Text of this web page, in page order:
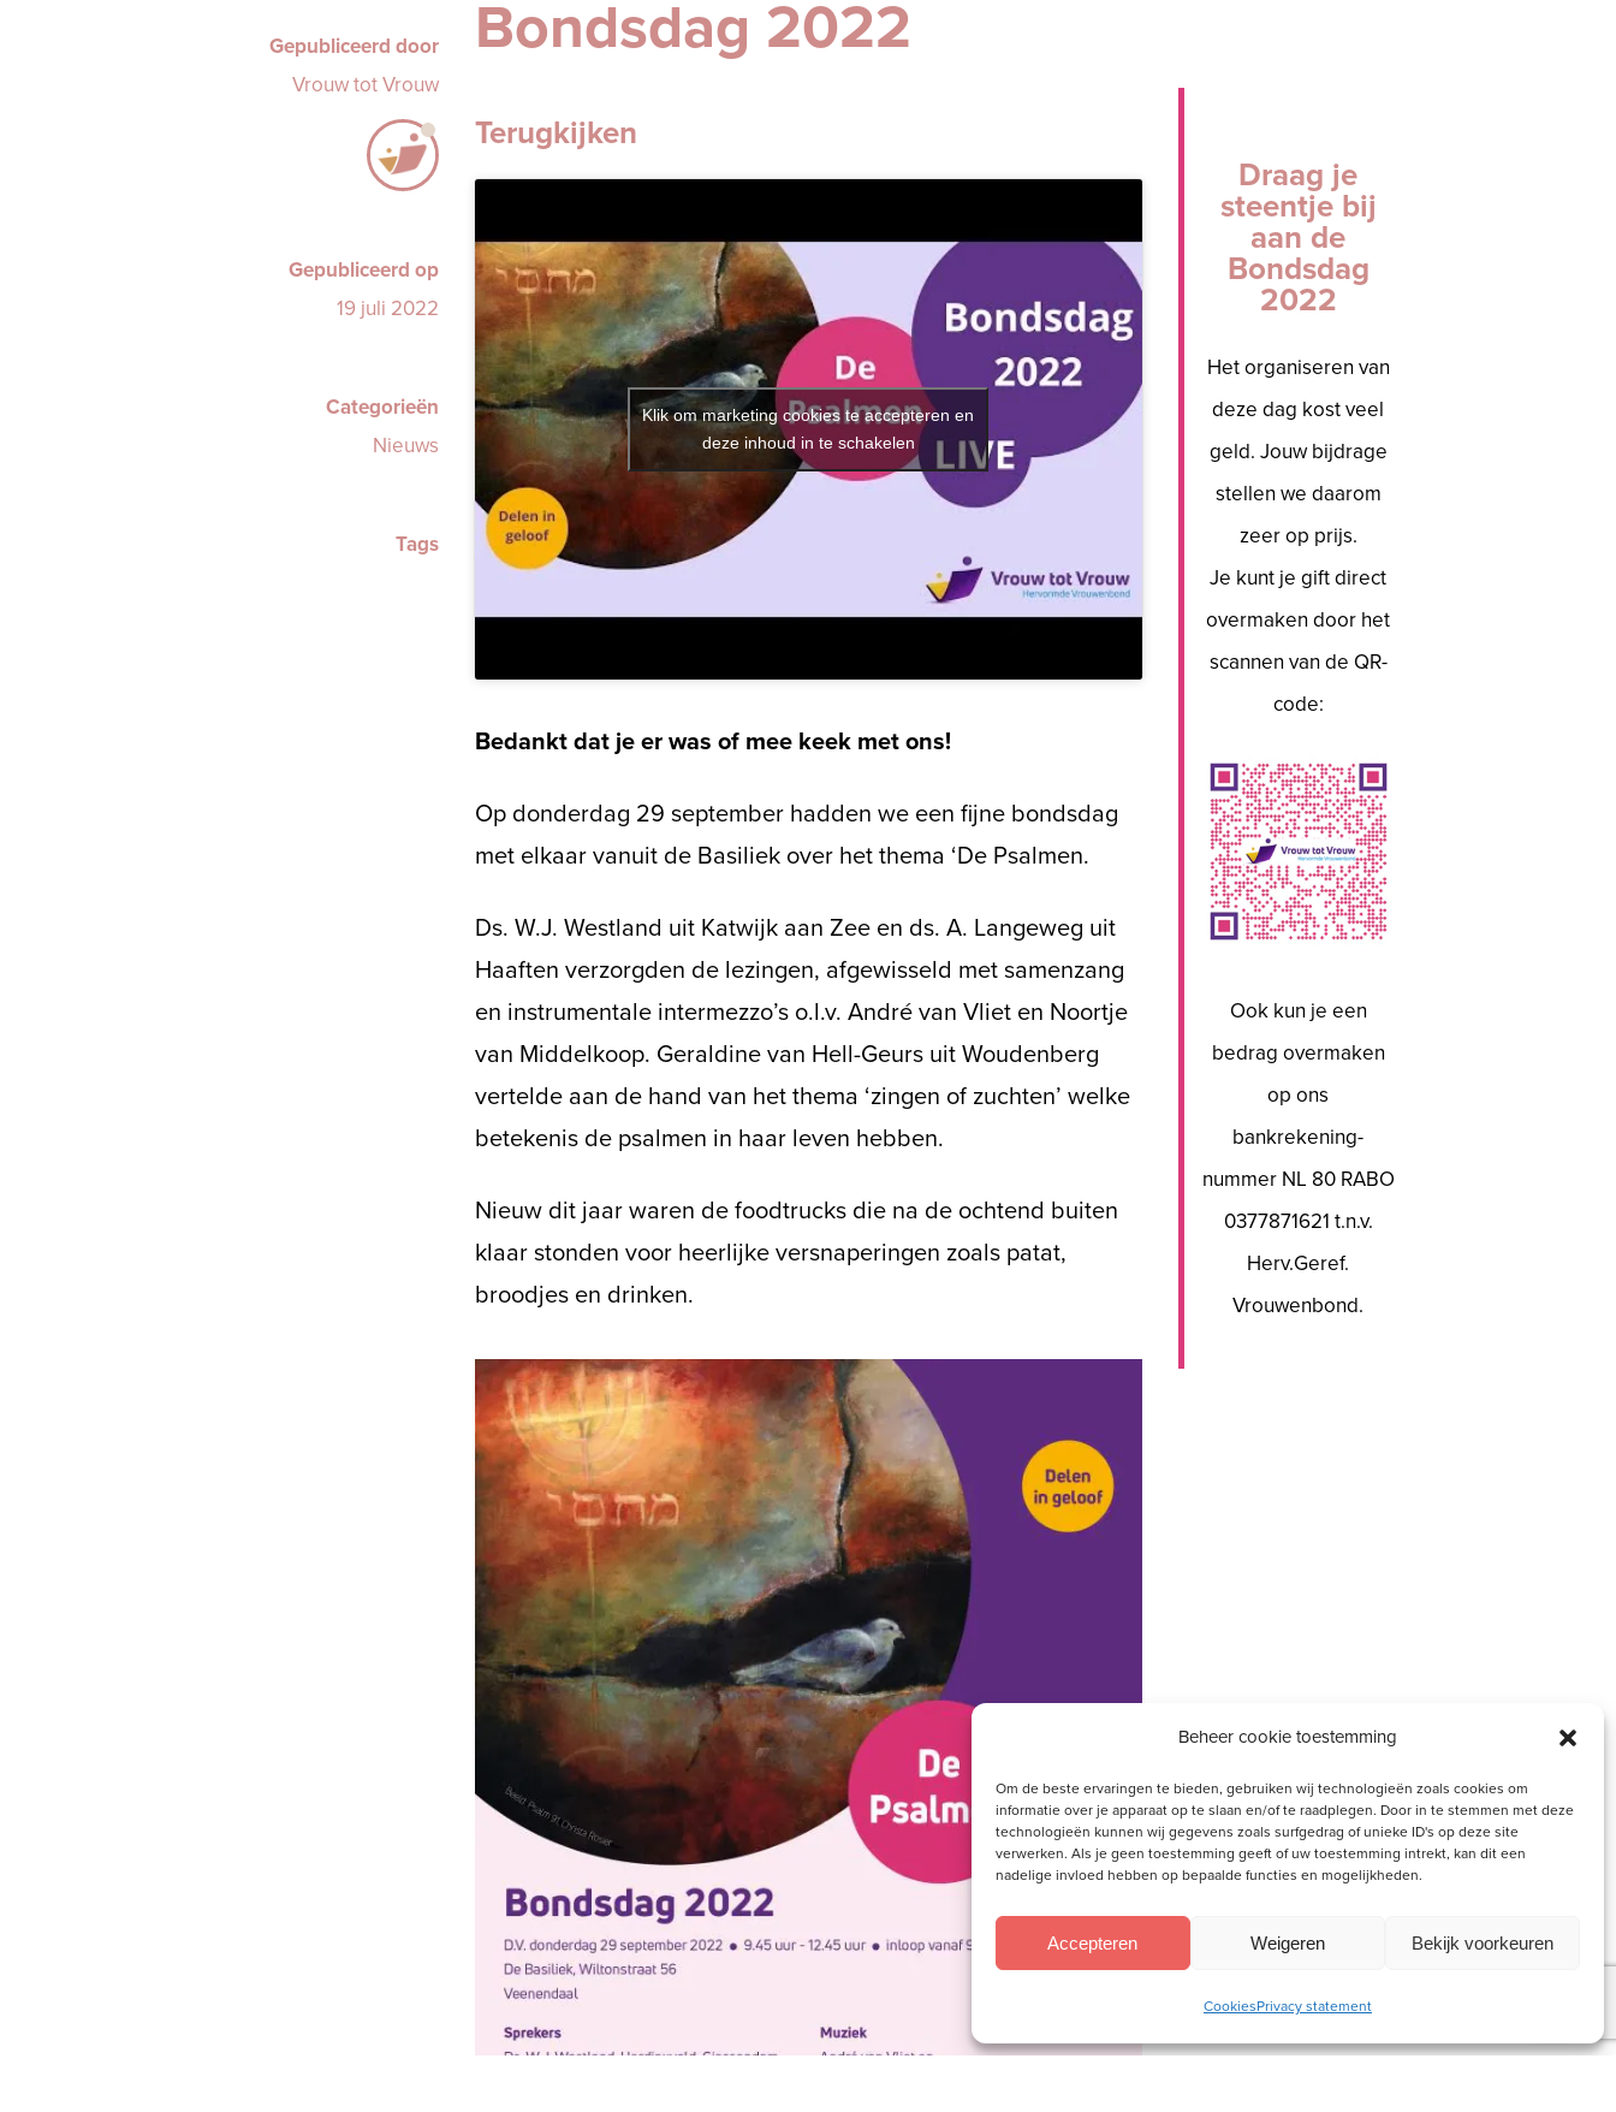
Beheer cookie toestemming
Om de beste ervaringen te bieden, gebruiken wij technologieën zoals cookies om
informatie over je apparaat op te slaan en/of te raadplegen. Door in te stemmen met deze
technologieën kunnen wij gegevens zoals surfgedrag of unieke ID's op deze site
verwerken. Als je geen toestemming geeft of uw toestemming intrekt, kan dit een
nadelige invloed hebben op bepaalde functies en mogelijkheden.
Accepteren Weigeren Bekijk voorkeuren
CookiesPrivacy statement
Gepubliceerd door
Vrouw tot Vrouw
Gepubliceerd op
19 juli 2022
Categorieën
Nieuws
Tags
Bondsdag 2022
Terugkijken
Klik om marketing cookies te accepteren en
deze inhoud in te schakelen
Bedankt dat je er was of mee keek met ons!
Op donderdag 29 september hadden we een fijne bondsdag
met elkaar vanuit de Basiliek over het thema ‘De Psalmen.
Ds. W.J. Westland uit Katwijk aan Zee en ds. A. Langeweg uit
Haaften verzorgden de lezingen, afgewisseld met samenzang
en instrumentale intermezzo’s o.l.v. André van Vliet en Noortje
van Middelkoop. Geraldine van Hell-Geurs uit Woudenberg
vertelde aan de hand van het thema ‘zingen of zuchten’ welke
betekenis de psalmen in haar leven hebben.
Nieuw dit jaar waren de foodtrucks die na de ochtend buiten
klaar stonden voor heerlijke versnaperingen zoals patat,
broodjes en drinken.
Draag je
steentje bij
aan de
Bondsdag
2022
Het organiseren van
deze dag kost veel
geld. Jouw bijdrage
stellen we daarom
zeer op prijs.
Je kunt je gift direct
overmaken door het
scannen van de QR-
code:
Ook kun je een
bedrag overmaken
op ons
bankrekening-
nummer NL 80 RABO
0377871621 t.n.v.
Herv.Geref.
Vrouwenbond.